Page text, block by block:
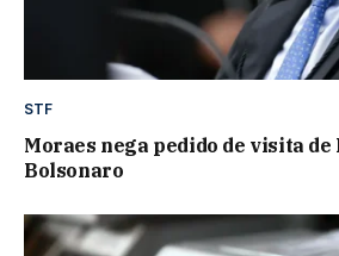
STF
Moraes nega pedido de visita de
Bolsonaro